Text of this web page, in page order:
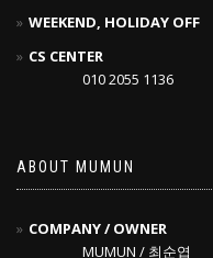
WEEKEND, HOLIDAY OFF
CS CENTER
010 2055 1136
ABOUT MUMUN
COMPANY / OWNER
MUMUN / 최순엽